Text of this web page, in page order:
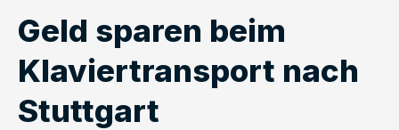
Geld sparen beim
Klaviertransport nach
Stuttgart